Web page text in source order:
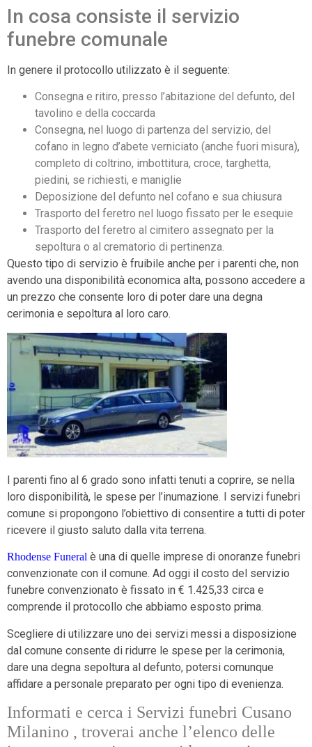
In cosa consiste il servizio
funebre comunale
In genere il protocollo utilizzato è il seguente:
Consegna e ritiro, presso l’abitazione del defunto, del
tavolino e della coccarda
Consegna, nel luogo di partenza del servizio, del
cofano in legno d’abete verniciato (anche fuori misura),
completo di coltrino, imbottitura, croce, targhetta,
piedini, se richiesti, e maniglie
Deposizione del defunto nel cofano e sua chiusura
Trasporto del feretro nel luogo fissato per le esequie
Trasporto del feretro al cimitero assegnato per la
sepoltura o al crematorio di pertinenza.
Questo tipo di servizio è fruibile anche per i parenti che, non
avendo una disponibilità economica alta, possono accedere a
un prezzo che consente loro di poter dare una degna
cerimonia e sepoltura al loro caro.
I parenti fino al 6 grado sono infatti tenuti a coprire, se nella
loro disponibilità, le spese per l’inumazione. I servizi funebri
comune si propongono l’obiettivo di consentire a tutti di poter
ricevere il giusto saluto dalla vita terrena.
Rhodense Funeral è una di quelle imprese di onoranze funebri
convenzionate con il comune. Ad oggi il costo del servizio
funebre convenzionato è fissato in € 1.425,33 circa e
comprende il protocollo che abbiamo esposto prima.
Scegliere di utilizzare uno dei servizi messi a disposizione
dal comune consente di ridurre le spese per la cerimonia,
dare una degna sepoltura al defunto, potersi comunque
affidare a personale preparato per ogni tipo di evenienza.
Informati e cerca i Servizi funebri Cusano
Milanino , troverai anche l’elenco delle